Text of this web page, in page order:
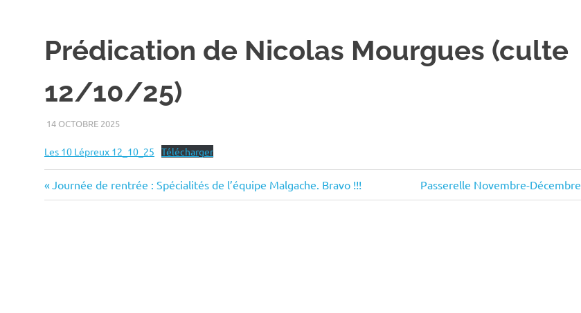
à
Rhône
et
sur
Tain
Prédication de Nicolas Mourgues (culte
12/10/25)
14 OCTOBRE 2025LUC ROUSSET
NON CLASSÃ©
Les 10 Lépreux 12_10_25 Télécharger
Navigation
Previous
Post:
Journée de rentrée : Spécialités de l’équipe Malgache. Bravo !!!
Next
Post:
Passerelle Novembre-Décembre